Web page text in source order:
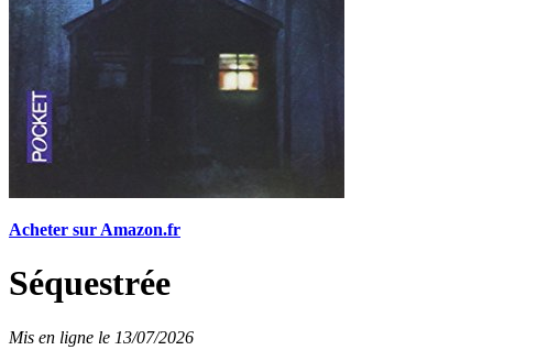
Acheter sur Amazon.fr
Séquestrée
Mis en ligne le 13/07/2026